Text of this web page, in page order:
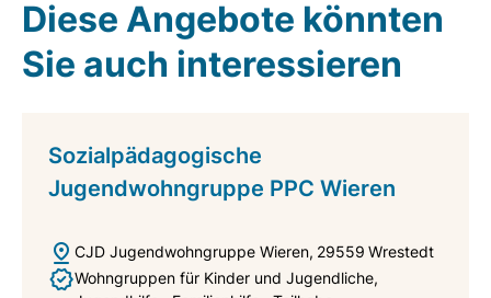
Diese Angebote könnten
Sie auch interessieren
Sozialpädagogische
Jugendwohngruppe PPC Wieren
CJD Jugendwohngruppe Wieren 29559 Wrestedt
Wohngruppen für Kinder und Jugendliche